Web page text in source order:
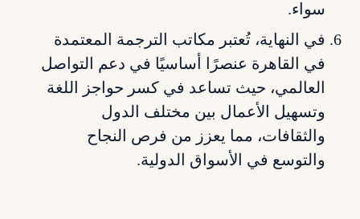
سواء.
في النهاية، تُعتبر مكاتب الترجمة المعتمدة
في القاهرة عنصرًا أساسيًا في دعم التواصل
العالمي، حيث تساعد في كسر حواجز اللغة
وتسهيل الأعمال بين مختلف الدول
والثقافات، مما يعزز من فرص النجاح
والتوسع في الأسواق الدولية.